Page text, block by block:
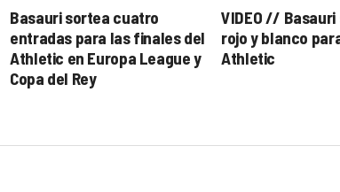
Basauri sortea cuatro
entradas para las finales del
Athletic en Europa League y
Copa del Rey
VIDEO //
rojo y blanco
Athletic